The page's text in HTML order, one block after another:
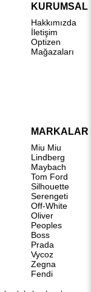
KURUMSAL
Hakkımızda
İletişim
Optizen
Mağazaları
MARKALAR
Miu Miu
Lindberg
Maybach
Tom Ford
Silhouette
Serengeti
Off-White
Oliver
Peoples
Boss
Prada
Vycoz
Zegna
Fendi